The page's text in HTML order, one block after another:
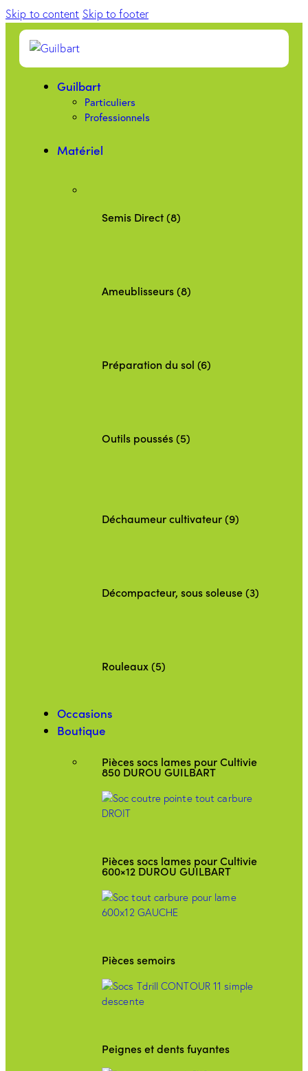
Skip to content Skip to footer
Guilbart
Particuliers
Professionnels
Matériel
Semis Direct (8)
Ameublisseurs (8)
Préparation du sol (6)
Outils poussés (5)
Déchaumeur cultivateur (9)
Décompacteur, sous soleuse (3)
Rouleaux (5)
Occasions
Boutique
Pièces socs lames pour Cultivie
850 DUROU GUILBART
Pièces socs lames pour Cultivie
600×12 DUROU GUILBART
Pièces semoirs
Peignes et dents fuyantes